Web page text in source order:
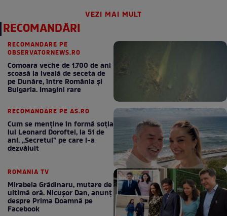
VEZI MAI MULT
RECOMANDĂRI
RECOMANDARE PE
OBSERVATORNEWS.RO
Comoara veche de 1.700 de ani
scoasă la iveală de seceta de
pe Dunăre, între România şi
Bulgaria. Imagini rare
RECOMANDARE PE AS.RO
Cum se menţine în formă soţia
lui Leonard Doroftei, la 51 de
ani. „Secretul” pe care l-a
dezvăluit
ROMANIA TV
Mirabela Grădinaru, mutare de
ultimă oră. Nicuşor Dan, anunţ
despre Prima Doamnă pe
Facebook